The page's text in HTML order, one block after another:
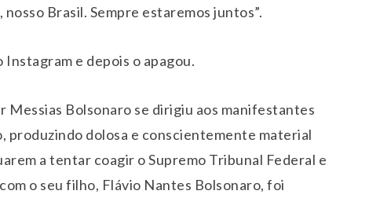
Brasil. Sempre estaremos juntos”.
e depois o apagou.
Messias Bolsonaro se dirigiu aos manifestantes
produzindo dolosa e conscientemente material
a tentar coagir o Supremo Tribunal Federal e
o seu filho, Flávio Nantes Bolsonaro, foi